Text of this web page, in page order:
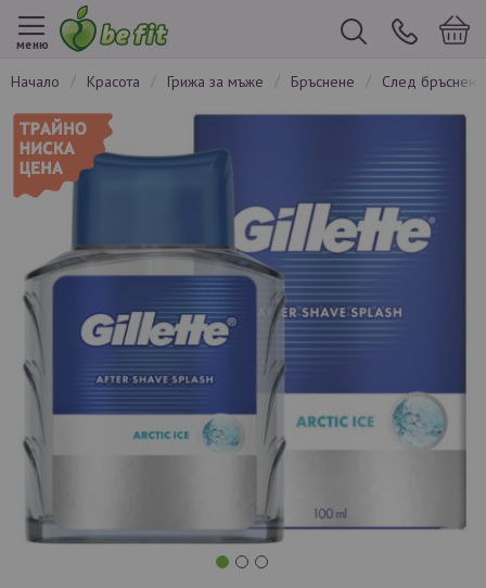
меню
начало красота грижа за мъже бръснене
след
Преминете
към
края
изображенията